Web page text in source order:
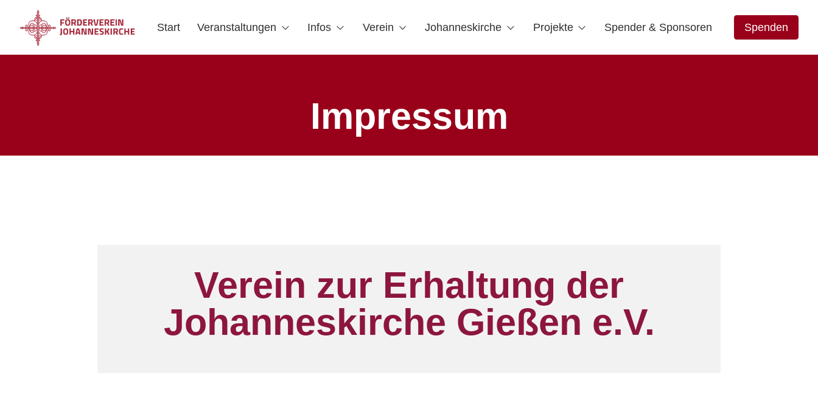
Start Veranstaltungen Infos Verein Johanneskirche Projekte Spender & Sponsoren Spenden
Impressum
Verein zur Erhaltung der
Johanneskirche Gießen e.V.